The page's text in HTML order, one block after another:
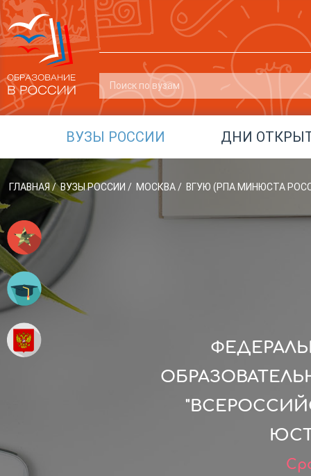
ВУЗЫ РОССИИ ДНИ
ГЛАВНАЯ / ВУЗЫ РОССИИ / МОСКВА/ ВГУЮ (РПА МИНЮСТА